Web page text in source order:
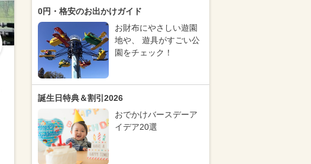
0円・格安のお出かけガイド
お財布にやさしい遊園
地や、 遊具がすごい公
園をチェック！
誕生日特典＆割引2026
おでかけバースデーア
イデア20選